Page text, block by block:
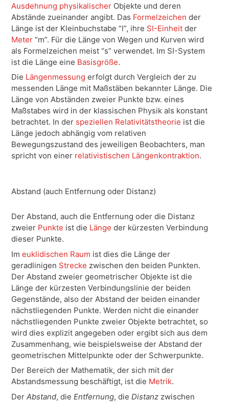
Ausdehnung physikalischer Objekte und deren
Abstände zueinander angibt. Das Formelzeichen der
Länge ist der Kleinbuchstabe “l”, ihre SI-Einheit der
Meter “m”. Für die Länge von Wegen und Kurven wird
als Formelzeichen meist “s” verwendet. Im SI-System
ist die Länge eine Basisgröße.
Die Längenmessung erfolgt durch Vergleich der zu
messenden Länge mit Maßstäben bekannter Länge. Die
Länge von Abständen zweier Punkte bzw. eines
Maßstabes wird in der klassischen Physik als konstant
betrachtet. In der speziellen Relativitätstheorie ist die
Länge jedoch abhängig vom relativen
Bewegungszustand des jeweiligen Beobachters, man
spricht von einer relativistischen Längenkontraktion.
Abstand (auch Entfernung oder Distanz)
Der Abstand, auch die Entfernung oder die Distanz
zweier Punkte ist die Länge der kürzesten Verbindung
dieser Punkte.
Im euklidischen Raum ist dies die Länge der
geradlinigen Strecke zwischen den beiden Punkten.
Der Abstand zweier geometrischer Objekte ist die
Länge der kürzesten Verbindungslinie der beiden
Gegenstände, also der Abstand der beiden einander
nächstliegenden Punkte. Werden nicht die einander
nächstliegenden Punkte zweier Objekte betrachtet, so
wird dies explizit angegeben oder ergibt sich aus dem
Zusammenhang, wie beispielsweise der Abstand der
geometrischen Mittelpunkte oder der Schwerpunkte.
Der Bereich der Mathematik, der sich mit der
Abstandsmessung beschäftigt, ist die Metrik.
Der Abstand, die Entfernung, die Distanz zwischen